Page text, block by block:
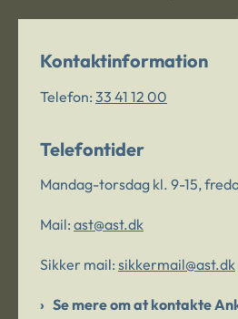
Kontaktinformation
Telefon: 33 41 12 00
Telefontider
Mandag-torsdag kl. 9-15,
Mail: ast@ast.dk
Sikker mail: sikkermail@ast.dk
Se mere om at kontakte